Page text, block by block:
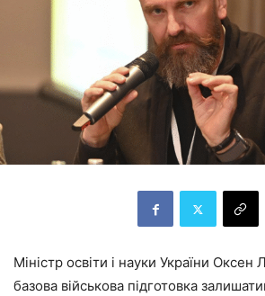
Міністр освіти і науки України Оксен
базова військова підготовка